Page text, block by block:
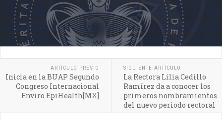
ARTÍCULO PREVIO
Inicia en la BUAP Segundo
Congreso Internacional
Enviro EpiHealth[MX]
SIGUIENTE ARTÍCULO
La Rectora Lilia Cedillo
Ramírez da a conocer los
primeros nombramientos
del nuevo periodo rectoral